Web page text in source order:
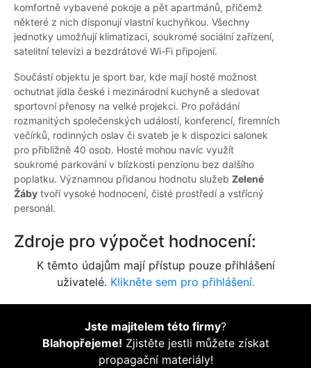
komfortně vybavené pokoje a pět apartmánů, přičemž
některé z nich disponují vlastní kuchyňkou. Všechny
jednotky umožňují klimatizaci, soukromé sociální zařízení,
satelitní televizi a bezdrátové Wi-Fi připojení.
Součástí objektu je sport bar, kde mají hosté možnost
ochutnat jídla české i mezinárodní kuchyně a sledovat
sportovní přenosy na velké projekci. Pro pořádání
rozmanitých společenských událostí, konferencí, firemních
večírků, rodinných oslav či svateb je k dispozici salonek
pro přibližně 40 osob. Hosté mohou navíc využít
soukromé parkování v blízkosti penzionu bez dalšího
poplatku. Významnou přidanou hodnotu služeb Zelené
Žáby tvoří vysoké hodnocení, čisté prostředí a vstřícný
personál.
Zdroje pro výpočet hodnocení:
K těmto údajům mají přístup pouze přihlášení
uživatelé. Klikněte sem pro přihlášení.
Jste majitelem této firmy?
Blahopřejeme! Zjistěte jestli můžete získat
propagační materiály!